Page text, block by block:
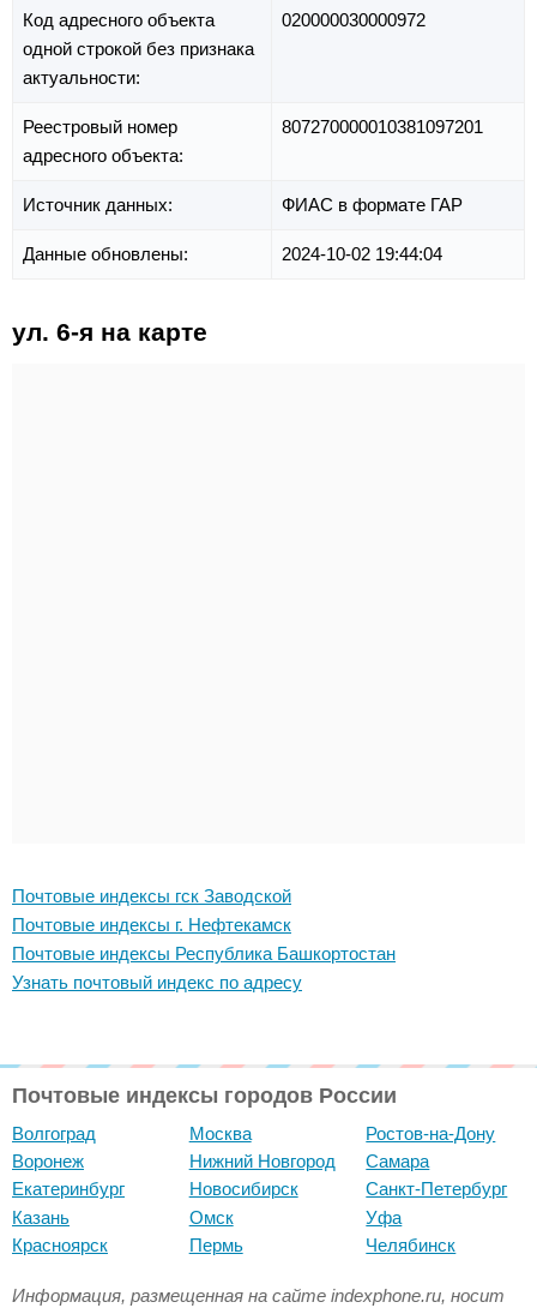
Код адресного объекта
одной строкой без признака
актуальности:
020000030000972
Реестровый номер
адресного объекта:
807270000010381097201
Источник данных: ФИАС в формате ГАР
Данные обновлены: 2024-10-02 19:44:04
ул. 6-я на карте
Почтовые индексы гск Заводской
Почтовые индексы г. Нефтекамск
Почтовые индексы Республика Башкортостан
Узнать почтовый индекс по адресу
Почтовые индексы городов России
Волгоград
Воронеж
Екатеринбург
Казань
Красноярск
Москва
Нижний Новгород
Новосибирск
Омск
Пермь
Ростов-на-Дону
Самара
Санкт-Петербург
Уфа
Челябинск
Информация, размещенная на сайте indexphone.ru, носит